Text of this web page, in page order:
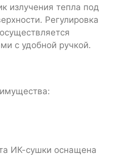
излучения тепла под
Регулировка
с удобной ручкой.
ИК-сушки оснащена